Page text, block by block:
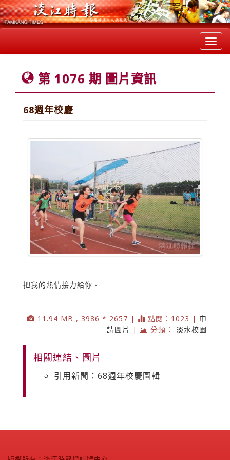
第 1076 期 圖片資訊
68週年校慶
把我的熱情接力給你。
11.94 MB , 3986 * 2657 | 點閱：1023 | 申
請圖片
| 分類： 淡水校園
相關連結、圖片
引用新聞：68週年校慶圖輯